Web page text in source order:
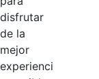
disfrutar
de la
mejor
experienci